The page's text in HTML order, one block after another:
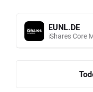
EUNL.DE